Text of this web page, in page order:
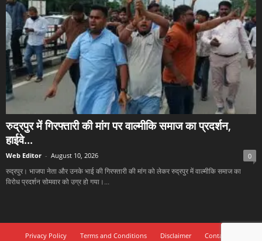
रुद्रपुर में गिरफ्तारी की मांग पर वाल्मीकि समाज का प्रदर्शन,
हाईवे...
Web Editor - August 10, 2026 0
रुद्रपुर। भाजपा नेता और उनके भाई की गिरफ्तारी की मांग को लेकर रुद्रपुर में वाल्मीकि समाज का
विरोध प्रदर्शन सोमवार को उग्र हो गया।...
Privacy Policy Terms and Conditions Disclaimer Contact Us